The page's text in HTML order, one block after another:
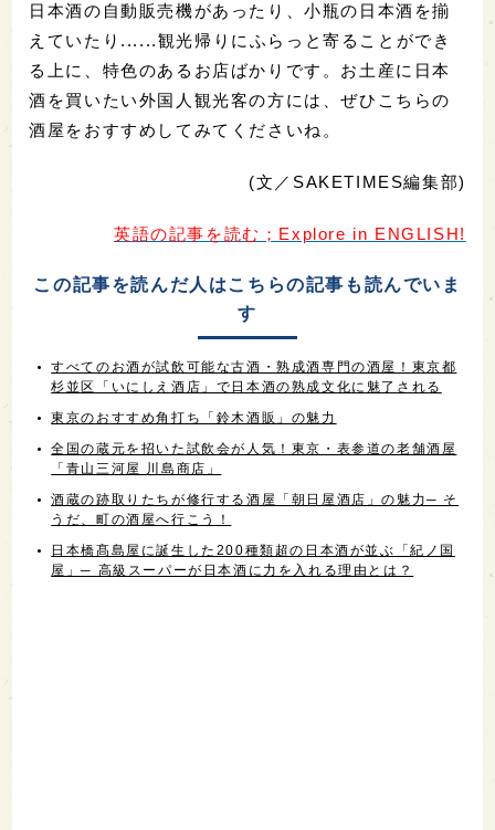
日本酒の自動販売機があったり、小瓶の日本酒を揃
えていたり......観光帰りにふらっと寄ることができ
る上に、特色のあるお店ばかりです。お土産に日本
酒を買いたい外国人観光客の方には、ぜひこちらの
酒屋をおすすめしてみてくださいね。
(文／SAKETIMES編集部)
英語の記事を読む；Explore in ENGLISH!
この記事を読んだ人はこちらの記事も読んでいま
す
すべてのお酒が試飲可能な古酒・熟成酒専門の酒屋！東京都
杉並区「いにしえ酒店」で日本酒の熟成文化に魅了される
東京のおすすめ角打ち「鈴木酒販」の魅力
全国の蔵元を招いた試飲会が人気！東京・表参道の老舗酒屋
「青山三河屋 川島商店」
酒蔵の跡取りたちが修行する酒屋「朝日屋酒店」の魅力─ そ
うだ、町の酒屋へ行こう！
日本橋髙島屋に誕生した200種類超の日本酒が並ぶ「紀ノ国
屋」─ 高級スーパーが日本酒に力を入れる理由とは？